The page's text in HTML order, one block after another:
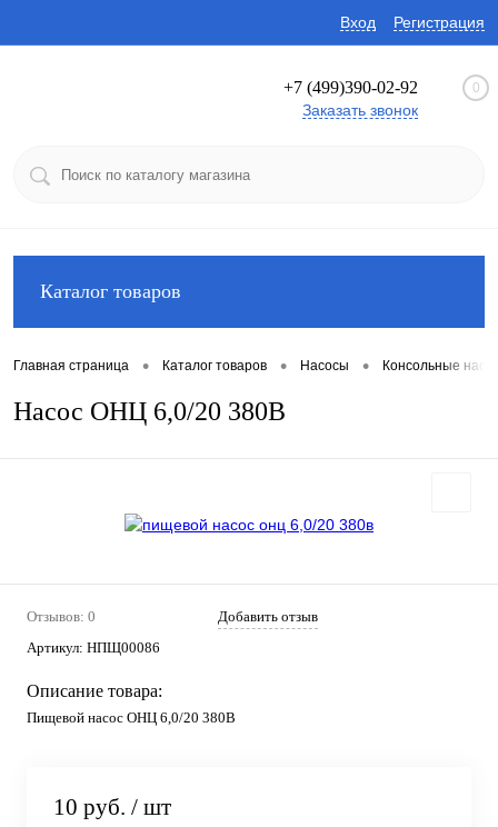
Вход Регистрация
+7 (499)390-02-92
Заказать звонок
0
Каталог товаров
Главная страница • Каталог товаров • Насосы • Консольные
Насос ОНЦ 6,0/20 380В
Отзывов: 0
Добавить отзыв
Артикул: НПЩ00086
Описание товара:
Пищевой насос ОНЦ 6,0/20 380В
10 руб. / шт